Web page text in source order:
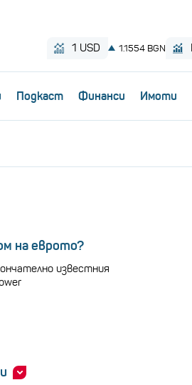
Пoдкаст Финанси Имоти
на еврото?
известния